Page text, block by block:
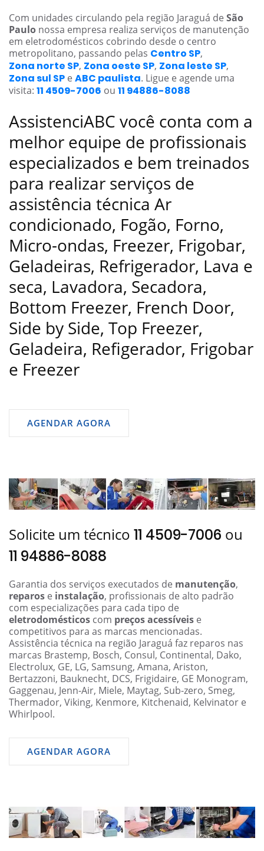
Com unidades circulando pela região Jaraguá de São
Paulo nossa empresa realiza serviços de manutenção
em eletrodomésticos cobrindo desde o centro
metropolitano, passando pelas Centro SP,
Zona norte SP, Zona oeste SP, Zona leste SP,
Zona sul SP e ABC paulista. Ligue e agende uma
visita: 11 4509-7006 ou 11 94886-8088
AssistenciABC você conta com a
melhor equipe de profissionais
especializados e bem treinados
para realizar serviços de
assistência técnica Ar
condicionado, Fogão, Forno,
Micro-ondas, Freezer, Frigobar,
Geladeiras, Refrigerador, Lava e
seca, Lavadora, Secadora,
Bottom Freezer, French Door,
Side by Side, Top Freezer,
Geladeira, Refigerador, Frigobar
e Freezer
AGENDAR AGORA
Solicite um técnico 11 4509-7006 ou
11 94886-8088
Garantia dos serviços executados de manutenção,
reparos e instalação, profissionais de alto padrão
com especializações para cada tipo de
eletrodomésticos com preços acessíveis e
competitivos para as marcas mencionadas.
Assistência técnica na região Jaraguá faz reparos nas
marcas Brastemp, Bosch, Consul, Continental, Dako,
Electrolux, GE, LG, Samsung, Amana, Ariston,
Bertazzoni, Bauknecht, DCS, Frigidaire, GE Monogram,
Gaggenau, Jenn-Air, Miele, Maytag, Sub-zero, Smeg,
Thermador, Viking, Kenmore, Kitchenaid, Kelvinator e
Whirlpool.
AGENDAR AGORA